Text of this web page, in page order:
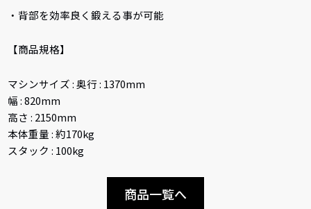
・背部を効率良く鍛える事が可能
【商品規格】
マシンサイズ : 奥行 : 1370mm
幅 : 820mm
高さ : 2150mm
本体重量 : 約170kg
スタック : 100kg
商品一覧へ